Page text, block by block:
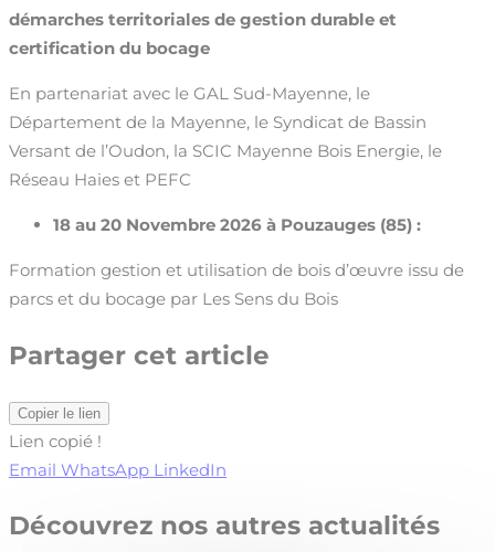
démarches territoriales de gestion durable et
certification du bocage
En partenariat avec le GAL Sud-Mayenne, le
Département de la Mayenne, le Syndicat de Bassin
Versant de l’Oudon, la SCIC Mayenne Bois Energie, le
Réseau Haies et PEFC
18 au 20 Novembre 2026 à Pouzauges (85) :
Formation gestion et utilisation de bois d’œuvre issu de
parcs et du bocage par Les Sens du Bois
Partager cet article
Copier le lien
Lien copié !
Email WhatsApp LinkedIn
Découvrez nos autres actualités